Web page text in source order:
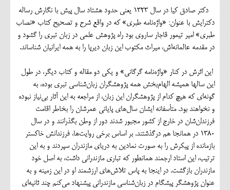
دکتر صادق کیا در سال 1323 یعنی حدود هشتاد سال پیش با نگارش رساله
دکترایش با عنوان: «واژه‌نامه طبری» که در واقع شرح و تصحیح کتاب «نصاب
طبری» امیر تیمور قاجار ساروی بود راه پژوهش علمی در زبان تبری را گشود و
در مقدمه عالمانه‌اش، میراث مکتوب این زبان دیرپا را به همه ایرانیان شناساند.
این اثرش در کنار «واژه‌نامه گرگانی» و یکی دو مقاله و کتاب دیگر، در طول
این سالها همیشه الهام‌بخش همه پژوهشگران زبان‌شناسی تبری بوده، به
گونه‌ای که هیچ کدام از پژوهشگران این زبان، از مراجعه به این آثار بی‌نیاز نبوده
و نخواهند بود. متأسفانه ایشان سال‌های پایانی عمرشان را بخاطر اقامت
فرزندان‌شان در خارج از کشور مجبور شدند دور از وطن بگذرانند و در سال
1380 در همانجا هم درگذشتند. بر اساس برخی روایت‌ها، فرزندانش خاکستر
بازمانده از پیکرش را به صورت نمادین به دریای مازندران سپردند و به این
ترتیب، این استاد ارجمند همانطور که تباری مازندرانی داشت، به اصل خود
مازندران بازگشت. در اینجا به پاس تلاش‌های ارزشمند او در این زمینه و به
عنوان پژوهشگر پیشگام در زبان‌شناسی مازندرانی پیشنهاد می‌کنم چند ثانیه‌ای